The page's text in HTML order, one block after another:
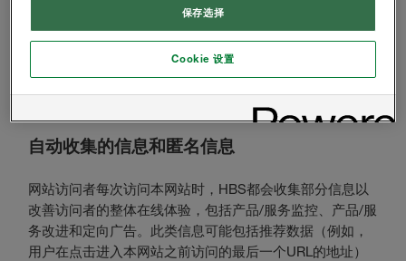
供产品和服务的其他公司或组织；(3)执法官员或其他政府
官员，应与刑事调查或被指控非法活动有关的经核实的请
求；和/或(4)其他商业组织，与HBS将业务向该商业机构出
自动收集的信息和匿名信息
网站访问者每次访问本网站时，HBS都会收集部分信息以
改善访问者的整体在线体验，包括产品/服务监控、产品/服
务改进和定向广告。此类信息可能包括推荐数据（例如，
用户在点击进入本网站之前访问的最后一个URL的地址）
保存选择
Cookie 设置